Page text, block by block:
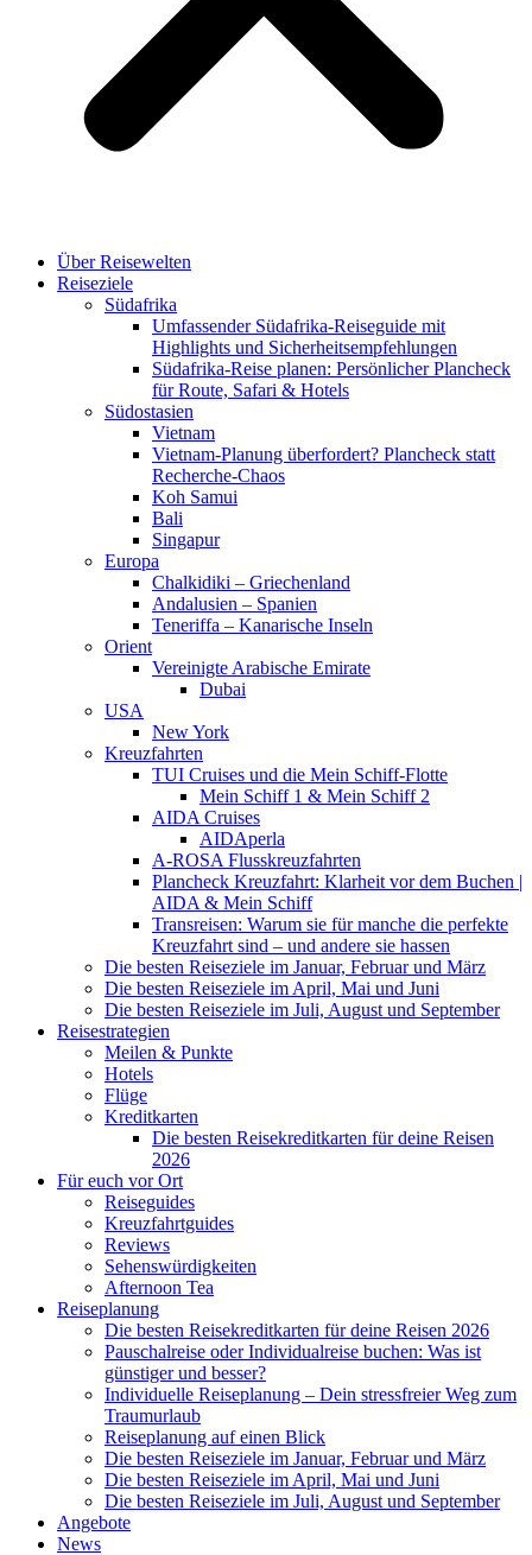
Über Reisewelten
Reiseziele
Südafrika
Umfassender Südafrika-Reiseguide mit
Highlights und Sicherheitsempfehlungen
Südafrika-Reise planen: Persönlicher Plancheck
für Route, Safari & Hotels
Südostasien
Vietnam
Vietnam-Planung überfordert? Plancheck statt
Recherche-Chaos
Koh Samui
Bali
Singapur
Europa
Chalkidiki – Griechenland
Andalusien – Spanien
Teneriffa – Kanarische Inseln
Orient
Vereinigte Arabische Emirate
Dubai
USA
New York
Kreuzfahrten
TUI Cruises und die Mein Schiff-Flotte
Mein Schiff 1 & Mein Schiff 2
AIDA Cruises
AIDAperla
A-ROSA Flusskreuzfahrten
Plancheck Kreuzfahrt: Klarheit vor dem Buchen |
AIDA & Mein Schiff
Transreisen: Warum sie für manche die perfekte
Kreuzfahrt sind – und andere sie hassen
Die besten Reiseziele im Januar, Februar und März
Die besten Reiseziele im April, Mai und Juni
Die besten Reiseziele im Juli, August und September
Reisestrategien
Meilen & Punkte
Hotels
Flüge
Kreditkarten
Die besten Reisekreditkarten für deine Reisen
2026
Für euch vor Ort
Reiseguides
Kreuzfahrtguides
Reviews
Sehenswürdigkeiten
Afternoon Tea
Reiseplanung
Die besten Reisekreditkarten für deine Reisen 2026
Pauschalreise oder Individualreise buchen: Was ist
günstiger und besser?
Individuelle Reiseplanung – Dein stressfreier Weg zum
Traumurlaub
Reiseplanung auf einen Blick
Die besten Reiseziele im Januar, Februar und März
Die besten Reiseziele im April, Mai und Juni
Die besten Reiseziele im Juli, August und September
Angebote
News